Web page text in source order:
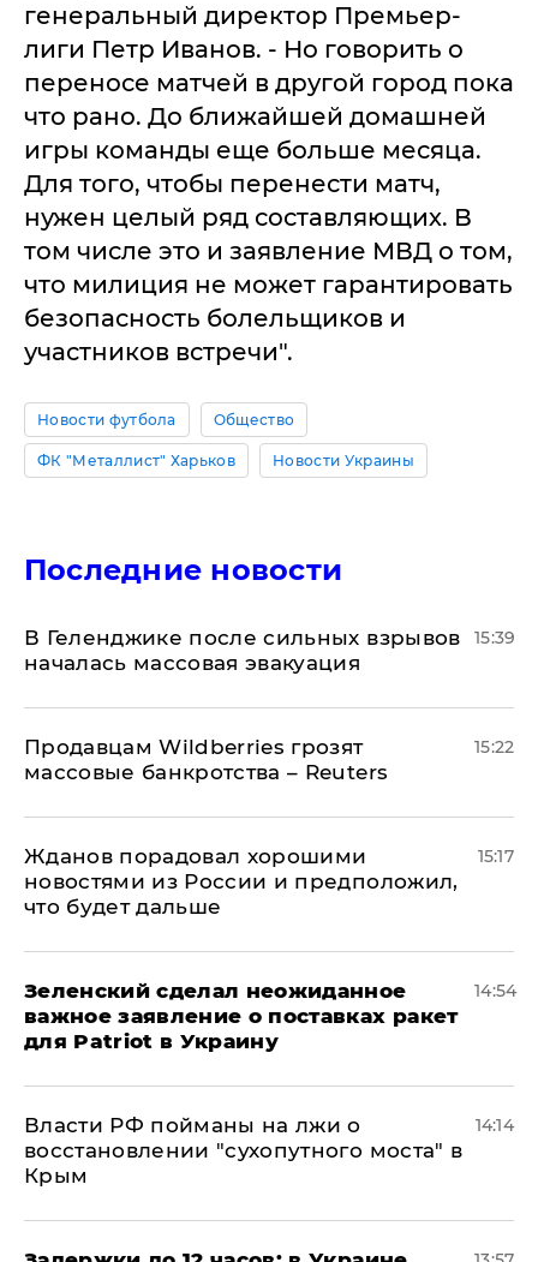
генеральный директор Премьер-
лиги Петр Иванов. - Но говорить о
переносе матчей в другой город пока
что рано. До ближайшей домашней
игры команды еще больше месяца.
Для того, чтобы перенести матч,
нужен целый ряд составляющих. В
том числе это и заявление МВД о том,
что милиция не может гарантировать
безопасность болельщиков и
участников встречи".
Новости футбола Общество
ФК "Металлист" Харьков Новости Украины
Последние новости
В Геленджике после сильных взрывов
началась массовая эвакуация
15:39
Продавцам Wildberries грозят
массовые банкротства – Reuters
15:22
Жданов порадовал хорошими
новостями из России и предположил,
что будет дальше
15:17
Зеленский сделал неожиданное
важное заявление о поставках ракет
для Patriot в Украину
14:54
Власти РФ пойманы на лжи о
восстановлении "сухопутного моста" в
Крым
14:14